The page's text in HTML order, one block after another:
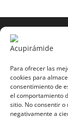
Para ofrecer las
cookies para
consentimiento de
el comportamiento
sitio. No consentir
negativamente a
estas
Todos
Web